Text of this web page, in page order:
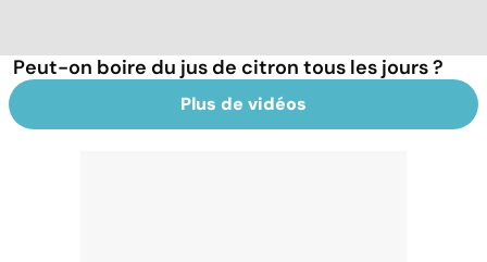
Peut-on boire du jus de citron tous les jours ?
Plus de vidéos